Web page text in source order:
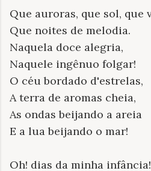
Que auroras, que sol, que
Que noites de melodia.
Naquela doce alegria,
Naquele ingênuo folgar!
O céu bordado d'estrelas,
A terra de aromas cheia,
As ondas beijando a areia
E a lua beijando o mar!
Oh! dias da minha infância!